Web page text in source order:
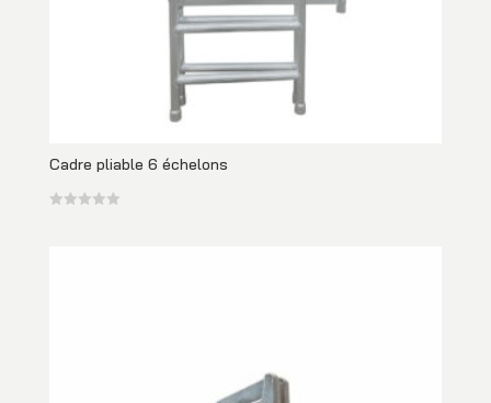
Cadre pliable 6 échelons